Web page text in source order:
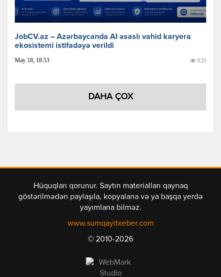
JobCV.az – Azərbaycanda AI əsaslı vahid karyera
ekosistemi istifadəyə verildi
May 18, 18:53 839
DAHA ÇOX
Hüquqları qorunur. Saytın materialları qaynaq
göstərilmədən paylaşıla, kopyalana və ya başqa yerdə
yayımlana bilməz.
www.sumqayitxeber.com
© 2010-2026